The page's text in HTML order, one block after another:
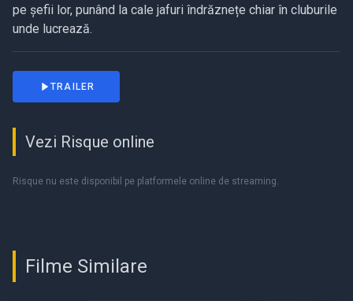
pe șefii lor, punând la cale jafuri îndrăznețe chiar în cluburile
unde lucrează.
TRAILER
Vezi Risque online
Risque nu este disponibil pe platformele online de streaming.
Filme Similare